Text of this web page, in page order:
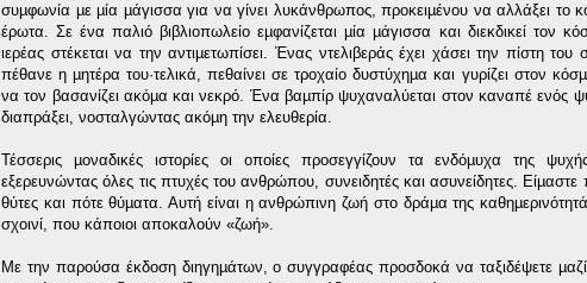
συµφωνία µε µία µάγισσα για να γίνει λυκάνθρωπος, προκειµένου να αλλάξει το
έρωτα. Σε ένα παλιό βιβλιοπωλείο εµφανίζεται µία µάγισσα και διεκδικεί
ιερέας στέκεται να την αντιµετωπίσει. Ένας ντελιβεράς έχει χάσει την πίστη
πέθανε η µητέρα του·τελικά, πεθαίνει σε τροχαίο δυστύχηµα και γυρίζει στον
να τον βασανίζει ακόµα και νεκρό. Ένα βαµπίρ ψυχαναλύεται στον καναπέ ενός
διαπράξει, νοσταλγώντας ακόµη την ελευθερία.
Τέσσερις µοναδικές ιστορίες οι οποίες προσεγγίζουν τα ενδόµυχα της
εξερευνώντας όλες τις πτυχές του ανθρώπου, συνειδητές και ασυνείδητες.
θύτες και πότε θύµατα. Αυτή είναι η ανθρώπινη ζωή στο δράµα της
σχοινί, που κάποιοι αποκαλούν «ζωή».
Με την παρούσα έκδοση διηγηµάτων, ο συγγραφέας προσδοκά να ταξιδέψετε µαζί